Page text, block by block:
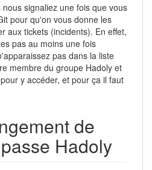
signaliez une fois que vous
pour qu'on vous donne les
aux tickets (incidents). En effet,
pas au moins une fois
pas dans la liste
membre du groupe Hadoly et
y accéder, et pour ça il faut
de
Hadoly